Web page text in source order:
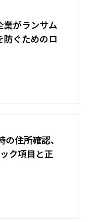
業がランサム
防ぐためのロ
の住所確認、
ク項目と正